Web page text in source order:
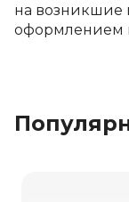
на возникшие
оформлением